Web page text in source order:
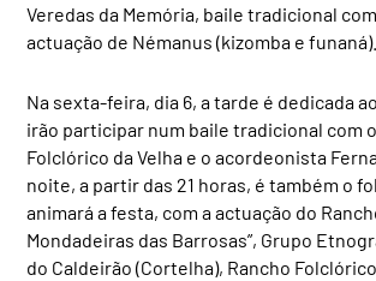
Veredas da Memória, baile tradicional
actuação de Némanus (kizomba e funaná).
Na sexta-feira, dia 6, a tarde é dedicada
irão participar num baile tradicional com
Folclórico da Velha e o acordeonista
noite, a partir das 21 horas, é também o
animará a festa, com a actuação do
Mondadeiras das Barrosas”, Grupo
do Caldeirão (Cortelha), Rancho